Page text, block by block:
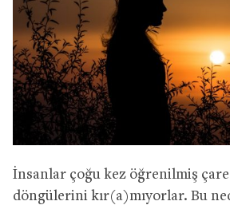
İnsanlar çoğu kez öğrenilmiş
döngülerini kır(a)mıyorlar. Bu